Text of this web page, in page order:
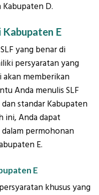
D.
Kabupaten E
yang benar di
persyaratan yang
akan memberikan
Anda menulis SLF
standar Kabupaten
ini, Anda dapat
permohonan
E.
E
khusus yang